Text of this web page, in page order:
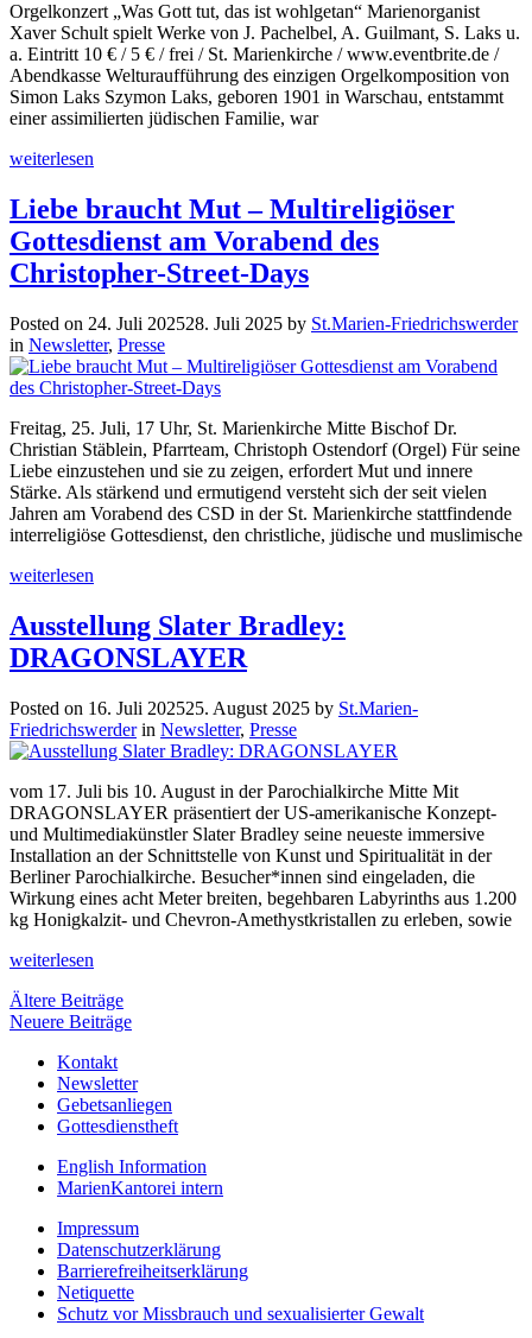
Orgelkonzert „Was Gott tut, das ist wohlgetan“ Marienorganist
Xaver Schult spielt Werke von J. Pachelbel, A. Guilmant, S. Laks u.
a. Eintritt 10 € / 5 € / frei / St. Marienkirche / www.eventbrite.de /
Abendkasse Welturaufführung des einzigen Orgelkomposition von
Simon Laks Szymon Laks, geboren 1901 in Warschau, entstammt
einer assimilierten jüdischen Familie, war
weiterlesen
Liebe braucht Mut – Multireligiöser
Gottesdienst am Vorabend des
Christopher-Street-Days
Posted on 24. Juli 202528. Juli 2025 by St.Marien-Friedrichswerder
in Newsletter, Presse
Freitag, 25. Juli, 17 Uhr, St. Marienkirche Mitte Bischof Dr.
Christian Stäblein, Pfarrteam, Christoph Ostendorf (Orgel) Für seine
Liebe einzustehen und sie zu zeigen, erfordert Mut und innere
Stärke. Als stärkend und ermutigend versteht sich der seit vielen
Jahren am Vorabend des CSD in der St. Marienkirche stattfindende
interreligiöse Gottesdienst, den christliche, jüdische und muslimische
weiterlesen
Ausstellung Slater Bradley:
DRAGONSLAYER
Posted on 16. Juli 202525. August 2025 by St.Marien-
Friedrichswerderin Newsletter, Presse
vom 17. Juli bis 10. August in der Parochialkirche Mitte Mit
DRAGONSLAYER präsentiert der US-amerikanische Konzept-
und Multimediakünstler Slater Bradley seine neueste immersive
Installation an der Schnittstelle von Kunst und Spiritualität in der
Berliner Parochialkirche. Besucher*innen sind eingeladen, die
Wirkung eines acht Meter breiten, begehbaren Labyrinths aus 1.200
kg Honigkalzit- und Chevron-Amethystkristallen zu erleben, sowie
weiterlesen
Beitragsnavigation
Ältere Beiträge
Neuere Beiträge
Kontakt
Newsletter
Gebetsanliegen
Gottesdienstheft
English Information
MarienKantorei intern
Impressum
Datenschutzerklärung
Barrierefreiheitserklärung
Netiquette
Schutz vor Missbrauch und sexualisierter Gewalt